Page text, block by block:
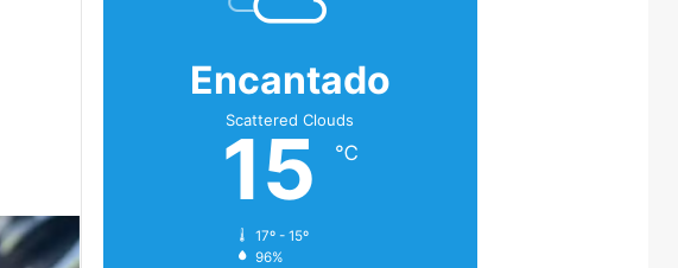
Encantado
Scattered Clouds
15 ℃
17º - 15º
96%